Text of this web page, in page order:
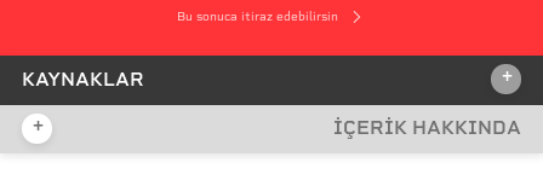
Bu sonuca itiraz edebilirsin
KAYNAKLAR +
İDDİA KAYNAĞI
+ İÇERİK HAKKINDA